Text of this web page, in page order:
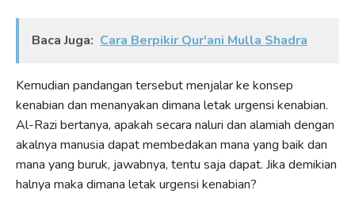
Baca Juga: Cara Berpikir Qur'ani Mulla Shadra
Kemudian pandangan tersebut menjalar ke konsep
kenabian dan menanyakan dimana letak urgensi kenabian.
Al-Razi bertanya, apakah secara naluri dan alamiah dengan
akalnya manusia dapat membedakan mana yang baik dan
mana yang buruk, jawabnya, tentu saja dapat. Jika demikian
halnya maka dimana letak urgensi kenabian?